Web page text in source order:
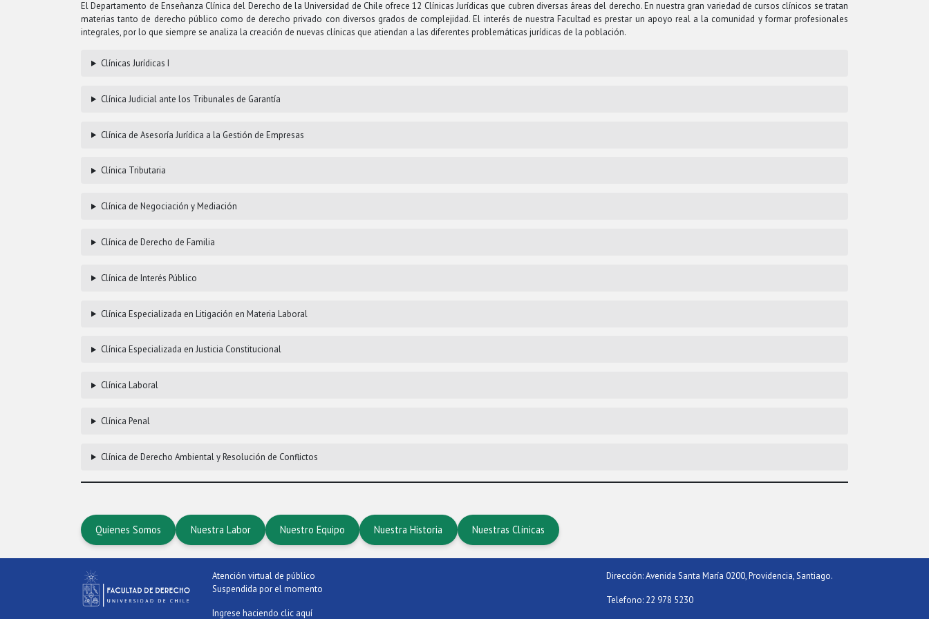
El Departamento de Enseñanza Clínica del Derecho de la Universidad de Chile ofrece 12 Clínicas Jurídicas que cubren diversas áreas del derecho. En nuestra gran variedad de cursos clínicos se tratan
materias tanto de derecho público como de derecho privado con diversos grados de complejidad. El interés de nuestra Facultad es prestar un apoyo real a la comunidad y formar profesionales
integrales, por lo que siempre se analiza la creación de nuevas clínicas que atiendan a las diferentes problemáticas jurídicas de la población.
Clínicas Jurídicas I
Clínica Judicial ante los Tribunales de Garantía
Clínica de Asesoría Jurídica a la Gestión de Empresas
Clínica Tributaria
Clínica de Negociación y Mediación
Clínica de Derecho de Familia
Clínica de Interés Público
Clínica Especializada en Litigación en Materia Laboral
Clínica Especializada en Justicia Constitucional
Clínica Laboral
Clínica Penal
Clínica de Derecho Ambiental y Resolución de Conflictos
Quienes Somos Nuestra Labor Nuestro Equipo Nuestra Historia Nuestras Clínicas
Atención virtual de público
Suspendida por el momento
Ingrese haciendo clic aquí
Dirección: Avenida Santa María 0200, Providencia, Santiago.
Telefono: 22 978 5230